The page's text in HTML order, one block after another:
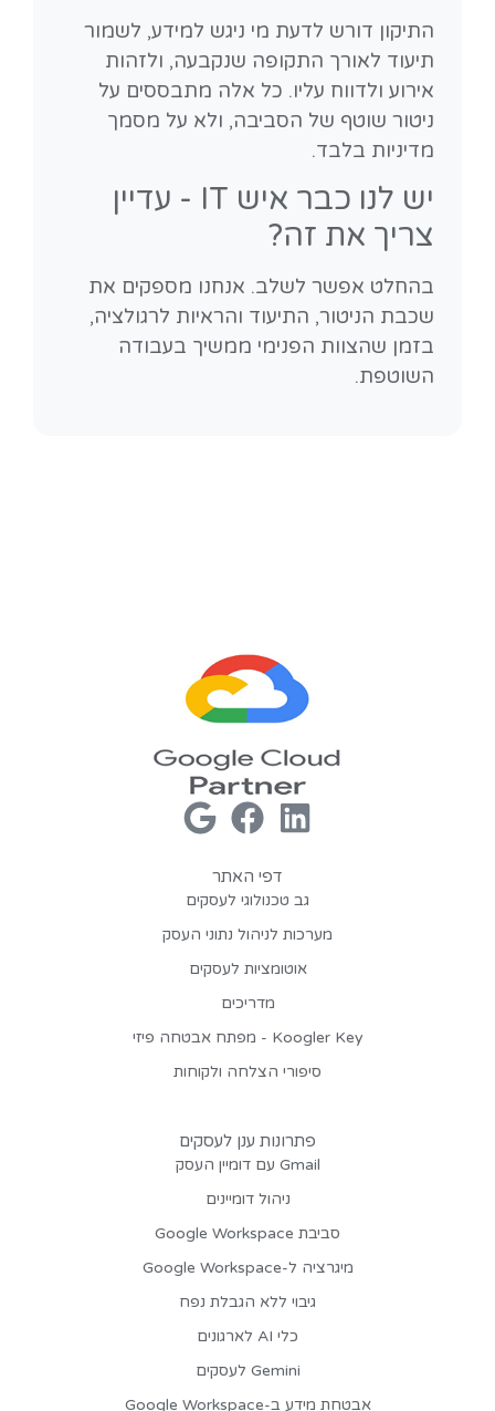
התיקון דורש לדעת מי ניגש למידע, לשמור
תיעוד לאורך התקופה שנקבעה, ולזהות
אירוע ולדווח עליו. כל אלה מתבססים על
ניטור שוטף של הסביבה, ולא על מסמך
מדיניות בלבד.
יש לנו כבר איש IT - עדיין
צריך את זה?
בהחלט אפשר לשלב. אנחנו מספקים את
שכבת הניטור, התיעוד והראיות לרגולציה,
בזמן שהצוות הפנימי ממשיך בעבודה
השוטפת.
פתרונות ענן לעסקים
Gmail עם דומיין העסק
ניהול דומיינים
סביבת Google Workspace
מיגרציה ל-Google Workspace
גיבוי ללא הגבלת נפח
כלי AI לארגונים
Gemini לעסקים
אבטחת מידע ב-Google Workspace
דפי האתר
גב טכנולוגי לעסקים
מערכות לניהול נתוני העסק
אוטומציות לעסקים
מדריכים
Koogler Key - מפתח אבטחה פיזי
סיפורי הצלחה ולקוחות